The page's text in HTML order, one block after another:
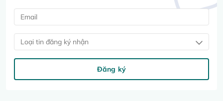
Loại tin đăng ký nhận
Đăng ký